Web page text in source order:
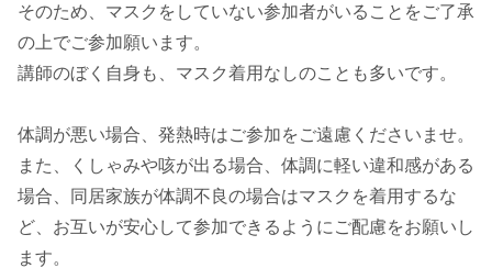
そのため、マスクをしていない参加者がいることをご了承
の上でご参加願います。
講師のぼく自身も、マスク着用なしのことも多いです。
体調が悪い場合、発熱時はご参加をご遠慮くださいませ。
また、くしゃみや咳が出る場合、体調に軽い違和感がある
場合、同居家族が体調不良の場合はマスクを着用するな
ど、お互いが安心して参加できるようにご配慮をお願いし
ます。